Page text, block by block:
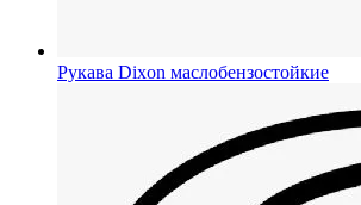
Рукава Dixon маслобензостойкие